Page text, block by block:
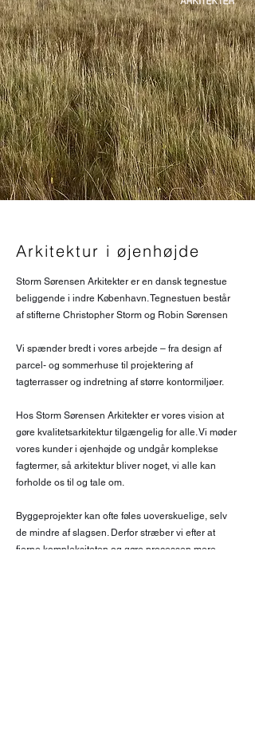
Arkitektur i øjenhøjde
Storm Sørensen Arkitekter er en dansk tegnestue
beliggende i indre København. Tegnestuen består
af stifterne Christopher Storm og Robin Sørensen
Vi spænder bredt i vores arbejde – fra design af
parcel- og sommerhuse til projektering af
tagterrasser og indretning af større kontormiljøer.
Hos Storm Sørensen Arkitekter er vores vision at
gøre kvalitetsarkitektur tilgængelig for alle. Vi møder
vores kunder i øjenhøjde og undgår komplekse
fagtermer, så arkitektur bliver noget, vi alle kan
forholde os til og tale om.
Byggeprojekter kan ofte føles uoverskuelige, selv
de mindre af slagsen. Derfor stræber vi efter at
fjerne kompleksiteten og gøre processen mere